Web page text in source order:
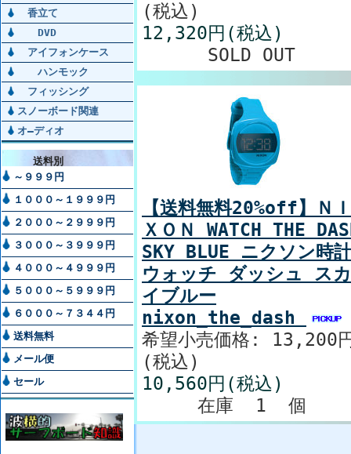
香立て
DVD
アイフォンケース
ハンモック
フィッシング
スノーボード関連
オ―ディオ
送料別
～９９９円
１０００～１９９９円
２０００～２９９９円
３０００～３９９９円
４０００～４９９９円
５０００～５９９９円
６０００～７３４４円
送料無料
メール便
セール
(税込)
12,320円(税込)
SOLD OUT
【送料無料20%off】ＮＩ
ＸＯＮ WATCH THE
SKY BLUE ニクソン時計
ウォッチ ダッシュ スカ
イブルー
nixon_the_dash
希望小売価格: 13,200
(税込)
10,560円(税込)
在庫 1 個